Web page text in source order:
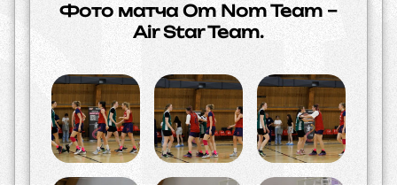
Фото матча Om Nom Team –
Air Star Team.